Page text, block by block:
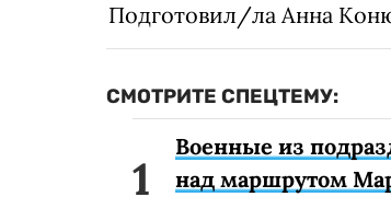
Подготовил/ла Анна
СМОТРИТЕ СПЕЦТЕМУ:
Военные из
над маршрутом